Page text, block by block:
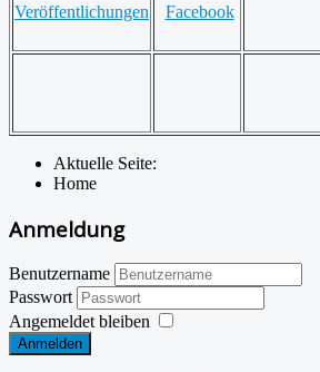
Veröffentlichungen Facebook
Aktuelle Seite:
Home
Anmeldung
Benutzername
Passwort
Angemeldet bleiben
Anmelden